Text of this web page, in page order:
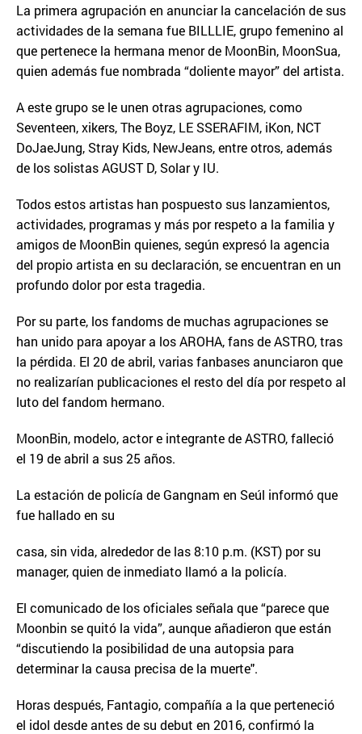
La primera agrupación en anunciar la cancelación de sus
actividades de la semana fue BILLLIE, grupo femenino al
que pertenece la hermana menor de MoonBin, MoonSua,
quien además fue nombrada “doliente mayor” del artista.
A este grupo se le unen otras agrupaciones, como
Seventeen, xikers, The Boyz, LE SSERAFIM, iKon, NCT
DoJaeJung, Stray Kids, NewJeans, entre otros, además
de los solistas AGUST D, Solar y IU.
Todos estos artistas han pospuesto sus lanzamientos,
actividades, programas y más por respeto a la familia y
amigos de MoonBin quienes, según expresó la agencia
del propio artista en su declaración, se encuentran en un
profundo dolor por esta tragedia.
Por su parte, los fandoms de muchas agrupaciones se
han unido para apoyar a los AROHA, fans de ASTRO, tras
la pérdida. El 20 de abril, varias fanbases anunciaron que
no realizarían publicaciones el resto del día por respeto al
luto del fandom hermano.
MoonBin, modelo, actor e integrante de ASTRO, falleció
el 19 de abril a sus 25 años.
La estación de policía de Gangnam en Seúl informó que
fue hallado en su
casa, sin vida, alrededor de las 8:10 p.m. (KST) por su
manager, quien de inmediato llamó a la policía.
El comunicado de los oficiales señala que “parece que
Moonbin se quitó la vida”, aunque añadieron que están
“discutiendo la posibilidad de una autopsia para
determinar la causa precisa de la muerte".
Horas después, Fantagio, compañía a la que perteneció
el idol desde antes de su debut en 2016, confirmó la